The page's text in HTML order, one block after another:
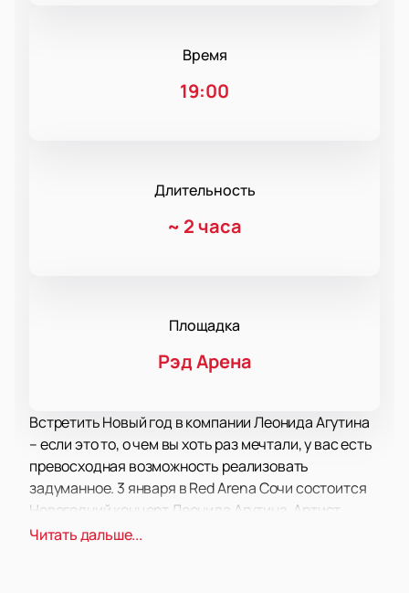
Время
19:00
Длительность
~ 2 часа
Площадка
Рэд Арена
Встретить Новый год в компании Леонида Агутина
– если это то, о чем вы хоть раз мечтали, у вас есть
превосходная возможность реализовать
задуманное. 3 января в Red Arena Сочи состоится
Новогодний концерт Леонида Агутина. Артист
приготовил для зрителей праздничную программу,
Читать дальше...